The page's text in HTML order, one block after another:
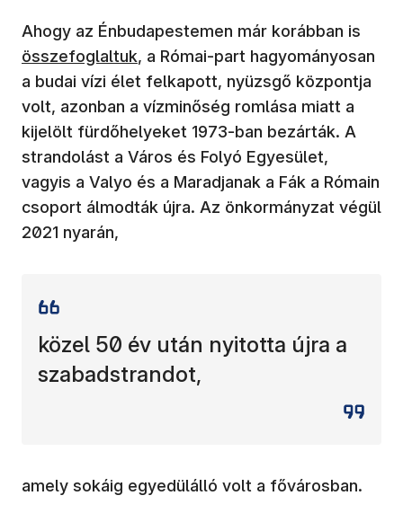
Ahogy az Énbudapestemen már korábban is
összefoglaltuk, a Római-part hagyományosan
a budai vízi élet felkapott, nyüzsgő központja
volt, azonban a vízminőség romlása miatt a
kijelölt fürdőhelyeket 1973-ban bezárták. A
strandolást a Város és Folyó Egyesület,
vagyis a Valyo és a Maradjanak a Fák a Rómain
csoport álmodták újra. Az önkormányzat végül
2021 nyarán,
közel 50 év után nyitotta újra a
szabadstrandot,
amely sokáig egyedülálló volt a fővárosban.